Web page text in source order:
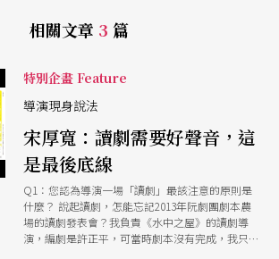
相關文章 3 篇
特別企畫 Feature
導演現身說法
宋厚寬：讀劇需要好聲音，這
是最後底線
Q1：您認為導演一場「讀劇」最該注意的原則是
什麼？ 說起讀劇，怎能忘記2013年阮劇團劇本農
場的讀劇發表會？我負責《水中之屋》的讀劇導
演，編劇是許正平，可當時劇本沒有完成，我只有